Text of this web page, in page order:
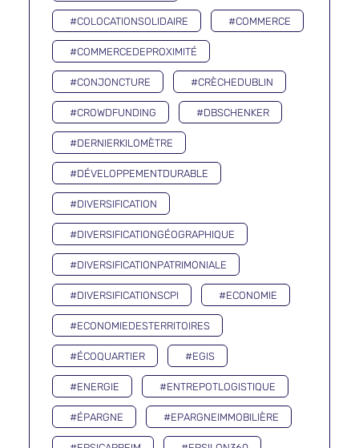
#COLOCATIONSOLIDAIRE #COMMERCE
#COMMERCEDEPROXIMITÉ
#CONJONCTURE #CRÈCHEDUBLIN
#CROWDFUNDING #DBSCHENKER
#DERNIERKILOMÈTRE
#DÉVELOPPEMENTDURABLE
#DIVERSIFICATION
#DIVERSIFICATIONGÉOGRAPHIQUE
#DIVERSIFICATIONPATRIMONIALE
#DIVERSIFICATIONSCPI #ECONOMIE
#ECONOMIEDESTERRITOIRES
#ÉCOQUARTIER #EGIS
#ENERGIE #ENTREPOTLOGISTIQUE
#ÉPARGNE #EPARGNEIMMOBILIÈRE